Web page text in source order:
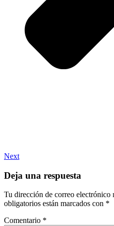
Next
Deja una respuesta
Tu dirección de correo electrónico
obligatorios están marcados con *
Comentario *